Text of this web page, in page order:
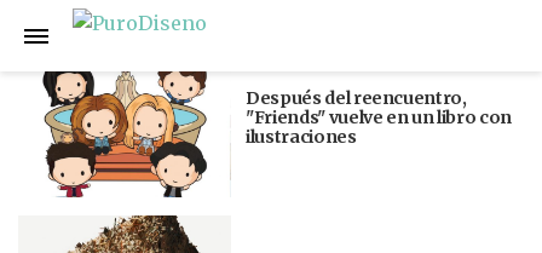
Anterior
Después del reencuentro,
"Friends" vuelve en un libro con
ilustraciones
Siguiente